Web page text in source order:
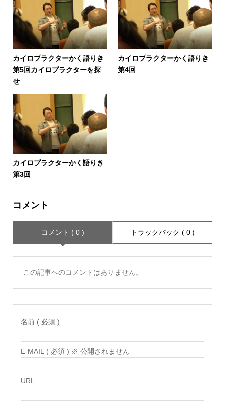
カイロプラクターかく語りき
第5回カイロプラクターを探
せ
カイロプラクターかく語りき
第4回
カイロプラクターかく語りき
第3回
コメント
コメント ( 0 ) トラックバック ( 0 )
この記事へのコメントはありません。
名前 ( 必須 )
E-MAIL ( 必須 ) ※ 公開されません
URL